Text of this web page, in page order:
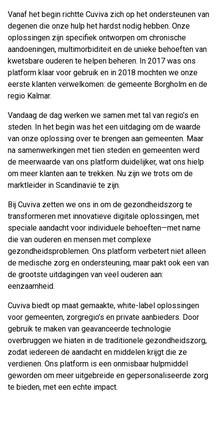
Vanaf het begin richtte Cuviva zich op het ondersteunen van
degenen die onze hulp het hardst nodig hebben. Onze
oplossingen zijn specifiek ontworpen om chronische
aandoeningen, multimorbiditeit en de unieke behoeften van
kwetsbare ouderen te helpen beheren. In 2017 was ons
platform klaar voor gebruik en in 2018 mochten we onze
eerste klanten verwelkomen: de gemeente Borgholm en de
regio Kalmar.
Vandaag de dag werken we samen met tal van regio’s en
steden. In het begin was het een uitdaging om de waarde
van onze oplossing over te brengen aan gemeenten. Maar
na samenwerkingen met tien steden en gemeenten werd
de meerwaarde van ons platform duidelijker, wat ons hielp
om meer klanten aan te trekken. Nu zijn we trots om de
marktleider in Scandinavië te zijn.
Bij Cuviva zetten we ons in om de gezondheidszorg te
transformeren met innovatieve digitale oplossingen, met
speciale aandacht voor individuele behoeften—met name
die van ouderen en mensen met complexe
gezondheidsproblemen. Ons platform verbetert niet alleen
de medische zorg en ondersteuning, maar pakt ook een van
de grootste uitdagingen van veel ouderen aan:
eenzaamheid.
Cuviva biedt op maat gemaakte, white-label oplossingen
voor gemeenten, zorgregio’s en private aanbieders. Door
gebruik te maken van geavanceerde technologie
overbruggen we hiaten in de traditionele gezondheidszorg,
zodat iedereen de aandacht en middelen krijgt die ze
verdienen. Ons platform is een onmisbaar hulpmiddel
geworden om meer uitgebreide en gepersonaliseerde zorg
te bieden, met een echte impact.